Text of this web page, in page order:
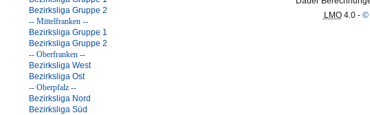
Bezirksliga Gruppe 2
-- Mittelfranken --
Bezirksliga Gruppe 1
Bezirksliga Gruppe 2
-- Oberfranken --
Bezirksliga West
Bezirksliga Ost
-- Oberpfalz --
Bezirksliga Nord
Bezirksliga Süd
LMO4.0 - ©